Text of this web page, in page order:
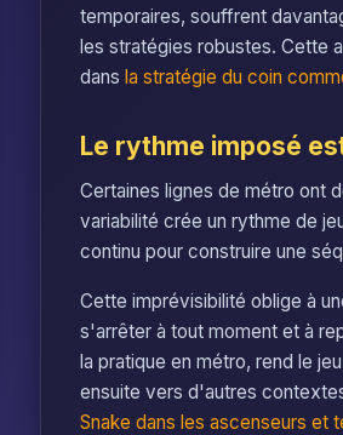
temporaires, souffrent
les stratégies robustes. Cette
dans la stratégie du coin
Le rythme imposé
Certaines lignes de métro ont
variabilité crée un rythme de
continu pour construire une
Cette imprévisibilité oblige à
s'arrêter à tout moment et à
la pratique en métro, rend le
ensuite vers d'autres
Snake dans les ascenseurs et